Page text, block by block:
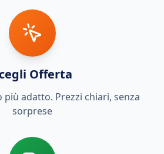
Offerta
più adatto. Prezzi chiari, senza
sorprese